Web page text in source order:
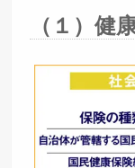
（１）健